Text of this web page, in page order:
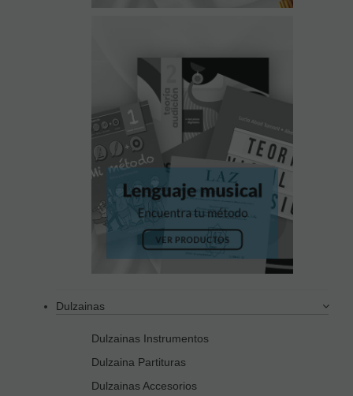
Dulzainas
Dulzainas Instrumentos
Dulzaina Partituras
Dulzainas Accesorios